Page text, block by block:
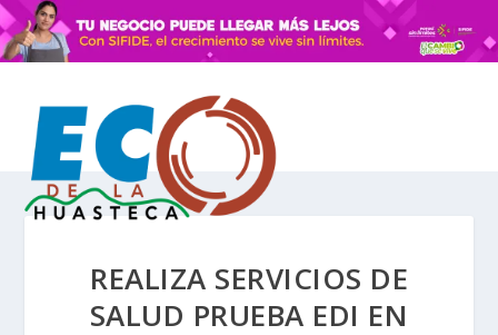
REALIZA SERVICIOS DE
SALUD PRUEBA EDI EN